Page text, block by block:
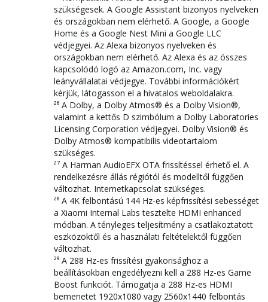
szükségesek. A Google Assistant bizonyos nyelveken
és országokban nem elérhető. A Google, a Google
Home és a Google Nest Mini a Google LLC
védjegyei. Az Alexa bizonyos nyelveken és
országokban nem elérhető. Az Alexa és az összes
kapcsolódó logó az Amazon.com, Inc. vagy
leányvállalatai védjegye. További információkért
kérjük, látogasson el a hivatalos weboldalakra.
²⁶ A Dolby, a Dolby Atmos® és a Dolby Vision®,
valamint a kettős D szimbólum a Dolby Laboratories
Licensing Corporation védjegyei. Dolby Vision® és
Dolby Atmos® kompatibilis videotartalom
szükséges.
²⁷ A Harman AudioEFX OTA frissítéssel érhető el. A
rendelkezésre állás régiótól és modelltől függően
változhat. Internetkapcsolat szükséges.
²⁸ A 4K felbontású 144 Hz-es képfrissítési sebességet
a Xiaomi Internal Labs tesztelte HDMI enhanced
módban. A tényleges teljesítmény a csatlakoztatott
eszközöktől és a használati feltételektől függően
változhat.
²⁹ A 288 Hz-es frissítési gyakorisághoz a
beállításokban engedélyezni kell a 288 Hz-es Game
Boost funkciót. Támogatja a 288 Hz-es HDMI
bemenetet 1920x1080 vagy 2560x1440 felbontás